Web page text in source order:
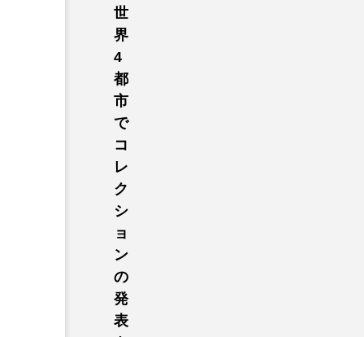
世
界
4
都
市
で
コ
レ
ク
シ
ョ
ン
の
発
表